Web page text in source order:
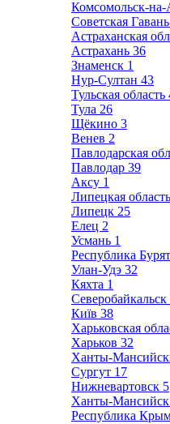
Комсомольск-
Советская Гавань
Астраханская
Астрахань 36
Знаменск 1
Нур-Султан 43
Тульская область
Тула 26
Щёкино 3
Венев 2
Павлодарская
Павлодар 39
Аксу 1
Липецкая область
Липецк 25
Елец 2
Усмань 1
Республика
Улан-Удэ 32
Кяхта 1
Северобайкальск
Київ 38
Харьковская
Харьков 32
Ханты-
Сургут 17
Нижневартовск 5
Ханты-Мансийск
Республика